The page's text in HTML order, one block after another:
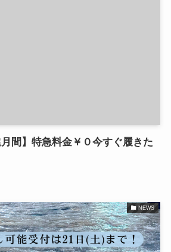
間】特急料金￥０今すぐ履きた
NEWS